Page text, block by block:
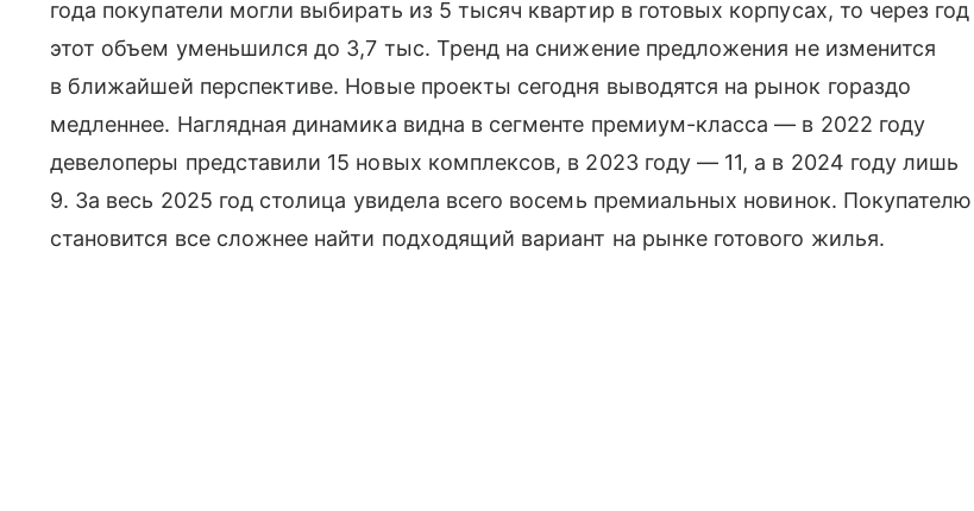
года покупатели могли выбирать из 5 тысяч квартир в готовых корпусах, то через год
этот объем уменьшился до 3,7 тыс. Тренд на снижение предложения не изменится
в ближайшей перспективе. Новые проекты сегодня выводятся на рынок гораздо
медленнее. Наглядная динамика видна в сегменте премиум-класса — в 2022 году
девелоперы представили 15 новых комплексов, в 2023 году — 11, а в 2024 году лишь
9. За весь 2025 год столица увидела всего восемь премиальных новинок. Покупателю
становится все сложнее найти подходящий вариант на рынке готового жилья.